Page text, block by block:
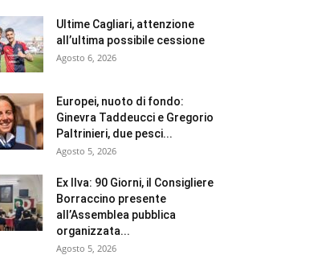
Ultime Cagliari, attenzione
all’ultima possibile cessione
Agosto 6, 2026
Europei, nuoto di fondo:
Ginevra Taddeucci e Gregorio
Paltrinieri, due pesci...
Agosto 5, 2026
Ex Ilva: 90 Giorni, il Consigliere
Borraccino presente
all’Assemblea pubblica
organizzata...
Agosto 5, 2026